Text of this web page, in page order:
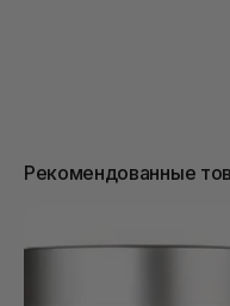
Рекомендованные